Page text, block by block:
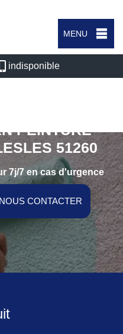
MENU
indisponible
PEINTURE
51260
7j/7 en cas d'urgence
NOUS CONTACTER